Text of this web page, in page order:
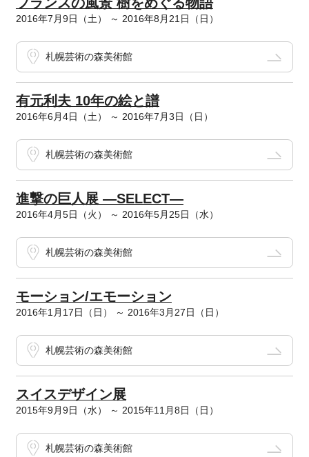
2016年7月9日（土） ～ 2016年8月21日（日）
札幌芸術の森美術館
有元利夫 10年の絵と譜
2016年6月4日（土） ～ 2016年7月3日（日）
札幌芸術の森美術館
進撃の巨人展 ―SELECT―
2016年4月5日（火） ～ 2016年5月25日（水）
札幌芸術の森美術館
モーション/エモーション
2016年1月17日（日） ～ 2016年3月27日（日）
札幌芸術の森美術館
スイスデザイン展
2015年9月9日（水） ～ 2015年11月8日（日）
札幌芸術の森美術館